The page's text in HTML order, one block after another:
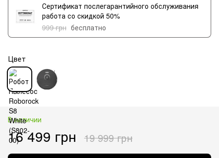
Сертификат послегарантийного обслуживания
работа со скидкой 50%
999 грн бесплатно
Цвет
В наличии
16 499 грн 19 999 грн